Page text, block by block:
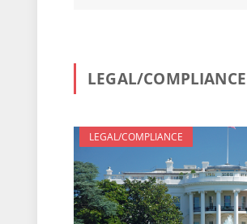
LEGAL/COMPLIANCE
LEGAL/COMPLIANCE